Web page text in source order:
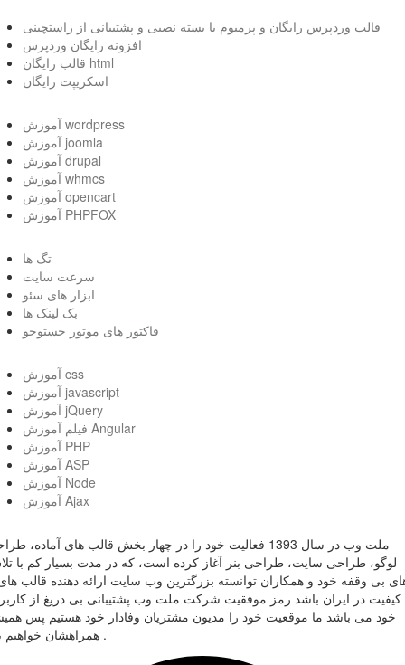
قالب وردپرس رایگان و پرمیوم با بسته نصبی و پشتیبانی از راستچینی
افزونه رایگان وردپرس
قالب رایگان html
اسکریپت رایگان
آموزش wordpress
آموزش joomla
آموزش drupal
آموزش whmcs
آموزش opencart
آموزش PHPFOX
تگ ها
سرعت سایت
ابزار های سئو
بک لینک ها
فاکتور های موتور جستوجو
آموزش css
آموزش javascript
آموزش jQuery
فیلم آموزش Angular
آموزش PHP
آموزش ASP
آموزش Node
آموزش Ajax
ملت وب در سال 1393 فعالیت خود را در چهار بخش قالب های آماده،
لوگو، طراحی سایت، طراحی بنر آغاز کرده است، که در مدت بسیار کم با
بی وقفه خود و همکاران توانسته بزرگترین وب سایت ارائه دهنده قالب
کیفیت در ایران باشد رمز موفقیت شرکت ملت وب پشتیبانی بی دریغ از
خود می باشد ما موقعیت خود را مدیون مشتریان وفادار خود هستیم پس
همراهشان خواهیم بود .